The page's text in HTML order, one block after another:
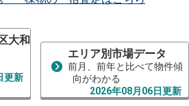
大和
更新
エリア別市場データ
前月、前年と比べて物件傾
向がわかる
2026年08月06日更新